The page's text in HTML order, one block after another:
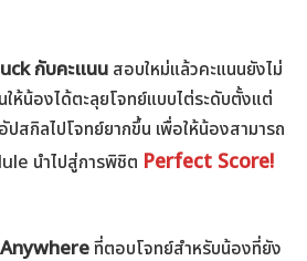
กับคะแนน สอบใหม่แล้วคะแนนยังไม่
ให้น้องได้ตะลุยโจทย์แบบไต่ระดับตั้งแต่
ปสกิลไปโจทย์ยากขึ้น เพื่อให้น้องสามารถ
นำไปสู่การพิชิต Perfect Score!
Anywhereที่ตอบโจทย์สำหรับน้องที่ยัง